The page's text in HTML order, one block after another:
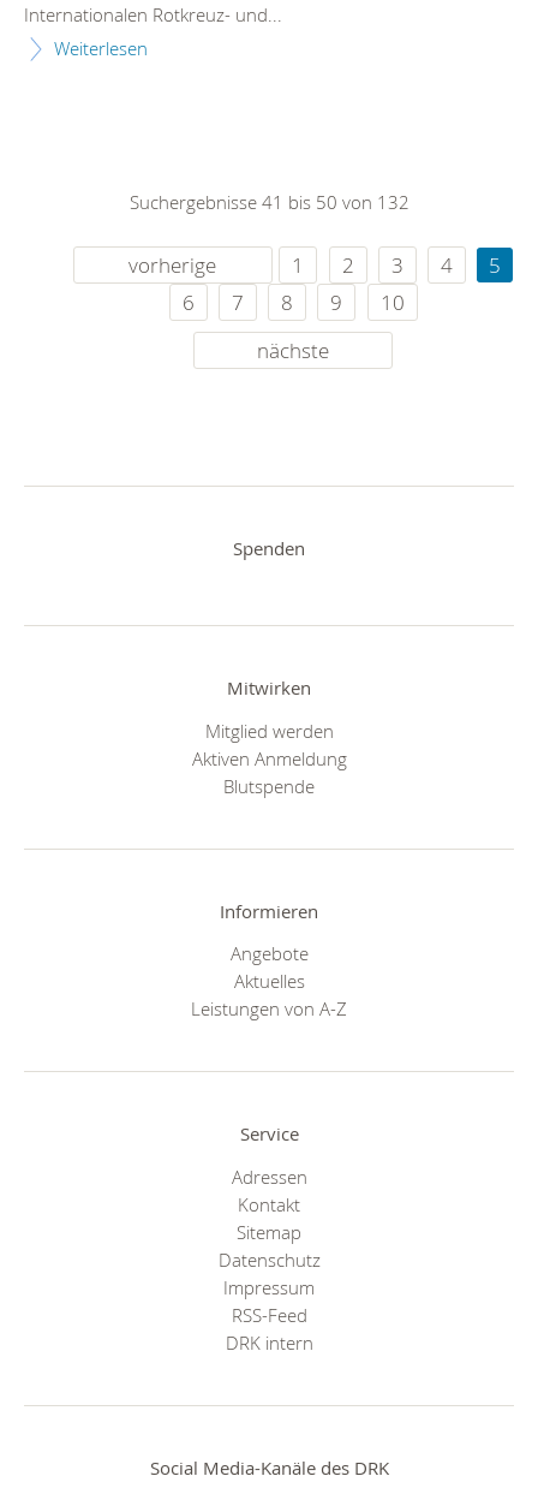
Internationalen Rotkreuz- und...
Weiterlesen
Suchergebnisse 41 bis 50 von 132
vorherige 1 2 3 4
5
6
7 8 9
10
nächste
Spenden
Mitwirken
Mitglied werden
Aktiven Anmeldung
Blutspende
Informieren
Angebote
Aktuelles
Leistungen von A-Z
Service
Adressen
Kontakt
Sitemap
Datenschutz
Impressum
RSS-Feed
DRK intern
Social Media-Kanäle des DRK